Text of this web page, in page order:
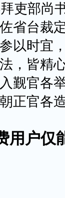
部尚书
省台裁
以时宜
，皆精
觐官各
正官各
用户仅